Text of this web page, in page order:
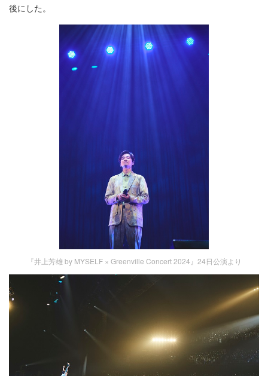
後にした。
『井上芳雄 by MYSELF × Greenville Concert 2024』24日公演より